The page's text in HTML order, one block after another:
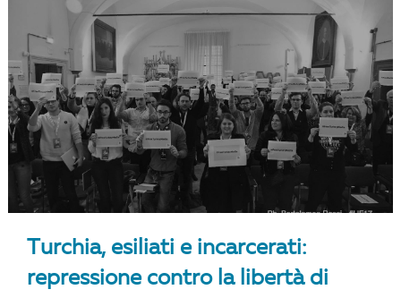
Turchia, esiliati e incarcerati:
repressione contro la libertà di